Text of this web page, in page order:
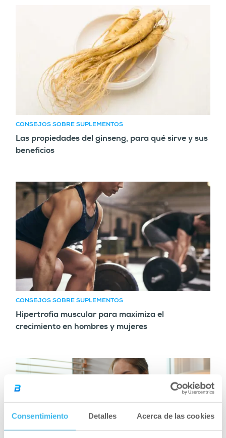
Consentimiento Detalles Acerca de las cookies
CONSEJOS SOBRE SUPLEMENTOS
Las propiedades del ginseng, para qué sirve y sus
beneficios
CONSEJOS SOBRE SUPLEMENTOS
Hipertrofia muscular para maximiza el
crecimiento en hombres y mujeres